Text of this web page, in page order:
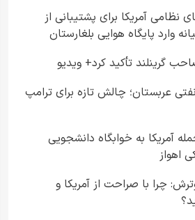
نظامی آمریکا برای پشتیبانی از
وارد پایگاه هوایی بلغارستان
گرینلند تأکید کرد+ ویدیو
عربستان؛ چالش تازه برای ترامپ
آمریکا به خوابگاه دانشجویی
اهواز
چرا با صراحت از آمریکا و